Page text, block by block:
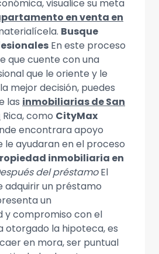
visualice su meta
en venta en
Busque
En este proceso
que cuente con una
que le oriente y le
mejor decisión, puedes
las inmobiliarias de San
Rica, como CityMax
encontrara apoyo
le ayudaran en el proceso
inmobiliaria en
del préstamoEl
adquirir un préstamo
un
y compromiso con el
otorgado la hipoteca, es
en mora, ser puntual